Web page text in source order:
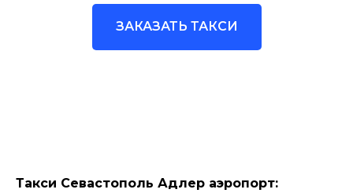
ЗАКАЗАТЬ ТАКСИ
Такси Севастополь Адлер аэропорт: